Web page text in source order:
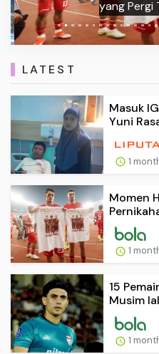
yang Pergi
LATEST
Masuk
Yuni
1
Momen
1
15
Musim
1